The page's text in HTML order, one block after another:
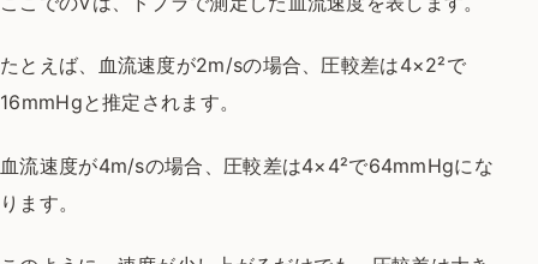
たとえば、血流速度が2m/sの場合、圧較差は4×2²で
16mmHgと推定されます。
血流速度が4m/sの場合、圧較差は4×4²で64mmHgにな
ります。